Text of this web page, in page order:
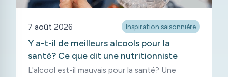
7 août 2026 Inspiration saisonnière
Y a-t-il de meilleurs alcools pour la
santé? Ce que dit une nutritionniste
L'alcool est-il mauvais pour la santé? Une